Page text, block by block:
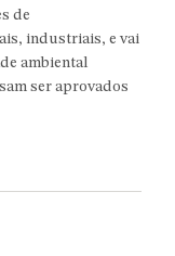
de
industriais, e vai
ambiental
ser aprovados